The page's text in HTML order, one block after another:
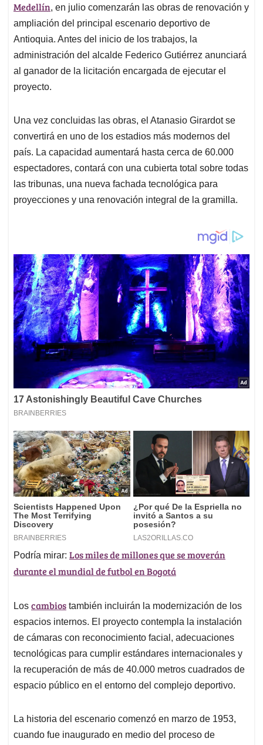
Medellín, en julio comenzarán las obras de renovación y
ampliación del principal escenario deportivo de
Antioquia. Antes del inicio de los trabajos, la
administración del alcalde Federico Gutiérrez anunciará
al ganador de la licitación encargada de ejecutar el
proyecto.
Una vez concluidas las obras, el Atanasio Girardot se
convertirá en uno de los estadios más modernos del
país. La capacidad aumentará hasta cerca de 60.000
espectadores, contará con una cubierta total sobre todas
las tribunas, una nueva fachada tecnológica para
proyecciones y una renovación integral de la gramilla.
Podría mirar: Los miles de millones que se moverán
durante el mundial de futbol en Bogotá
Los cambios también incluirán la modernización de los
espacios internos. El proyecto contempla la instalación
de cámaras con reconocimiento facial, adecuaciones
tecnológicas para cumplir estándares internacionales y
la recuperación de más de 40.000 metros cuadrados de
espacio público en el entorno del complejo deportivo.
La historia del escenario comenzó en marzo de 1953,
cuando fue inaugurado en medio del proceso de